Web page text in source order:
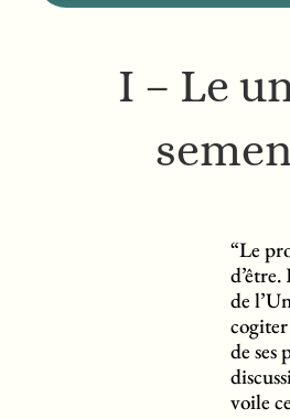
I – Le
“Le
d’être.
de
de ses
voile